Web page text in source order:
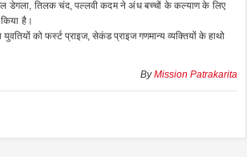
डेगला, तिलक चंद, पल्लवी कदम ने अंध बच्चों के कल्याण के लिए
है।
को फर्स्ट प्राइज, सेकंड प्राइज गणमान्य व्यक्तियों के हाथो
ByMission Patrakarita